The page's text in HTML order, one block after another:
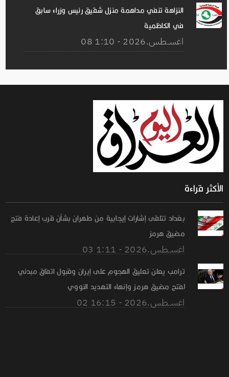
النزاهة تنفي مداهمة منزل شقيق رئيس وزراء سابق
في الكاظمية
08 اغســطس.2026 - 1:10
الأكثر قراءة
بغداد تتلقى إشارات إيجابية من طهران بشأن قرب إعادة فتح
مضيق هرمز
03 اغســطس.2026 - 1:11
ترامب يعلن تعليق الهجوم على إيران وقبول اتفاق مبدئي
لفتح مضيق هرمز وإنهاء التهديد النووي
02 اغســطس.2026 - 16:15